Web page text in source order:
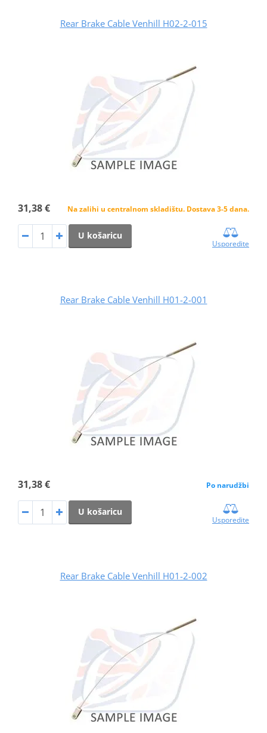
Rear Brake Cable Venhill H02-2-015
31,38 € Na zalihi u centralnom skladištu. Dostava 3-5 dana.
U košaricu
Usporedite
Rear Brake Cable Venhill H01-2-001
31,38 € Po narudžbi
U košaricu
Usporedite
Rear Brake Cable Venhill H01-2-002